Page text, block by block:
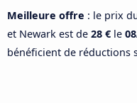
Meilleure offre : le prix
et Newark est de 28 € le
bénéficient de réductions